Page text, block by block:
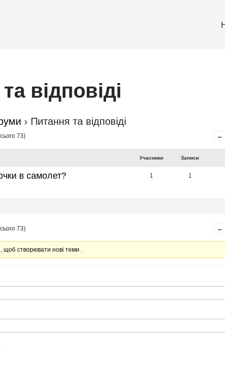
відповіді
› Питання та відповіді
73) ←
Учасники Записи
в самолет? 1 1
73) ←
щоб створювати нові теми .